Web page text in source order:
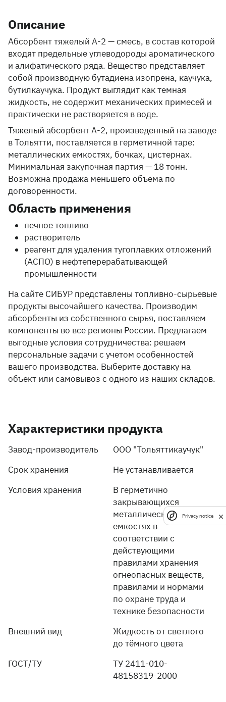
Описание
Абсорбент тяжелый А-2 — смесь, в состав которой
входят предельные углеводороды ароматического
и алифатического ряда. Вещество представляет
собой производную бутадиена изопрена, каучука,
бутилкаучука. Продукт выглядит как темная
жидкость, не содержит механических примесей и
практически не растворяется в воде.
Тяжелый абсорбент А-2, произведенный на заводе
в Тольятти, поставляется в герметичной таре:
металлических емкостях, бочках, цистернах.
Минимальная закупочная партия — 18 тонн.
Возможна продажа меньшего объема по
договоренности.
Область применения
печное топливо
растворитель
реагент для удаления тугоплавких отложений
(АСПО) в нефтеперерабатывающей
промышленности
На сайте СИБУР представлены топливно-сырьевые
продукты высочайшего качества. Производим
абсорбенты из собственного сырья, поставляем
компоненты во все регионы России. Предлагаем
выгодные условия сотрудничества: решаем
персональные задачи с учетом особенностей
вашего производства. Выберите доставку на
объект или самовывоз с одного из наших складов.
Характеристики продукта
Завод-производитель
ООО "Тольяттикаучук"
Срок хранения
Не устанавливается
Условия хранения
В герметично
закрывающихся
металлических
емкостях в
соответствии с
действующими
правилами хранения
огнеопасных веществ,
правилами и нормами
по охране труда и
технике безопасности
Внешний вид
Жидкость от светлого
до тёмного цвета
ГОСТ/ТУ
ТУ 2411-010-
48158319-2000
Privacy notice